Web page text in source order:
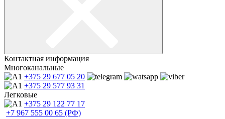
Контактная информация
Многоканальные
+375 29 677 05 20
+375 29 577 93 31
Легковые
+375 29 122 77 17
+7 967 555 00 65 (РФ)